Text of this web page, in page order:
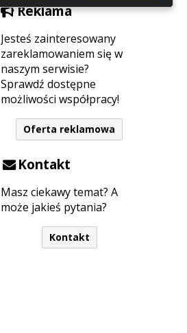
Reklama
Jesteś zainteresowany
zareklamowaniem się w
naszym serwisie?
Sprawdź dostępne
możliwości współpracy!
Oferta reklamowa
Kontakt
Masz ciekawy temat? A
może jakieś pytania?
Kontakt